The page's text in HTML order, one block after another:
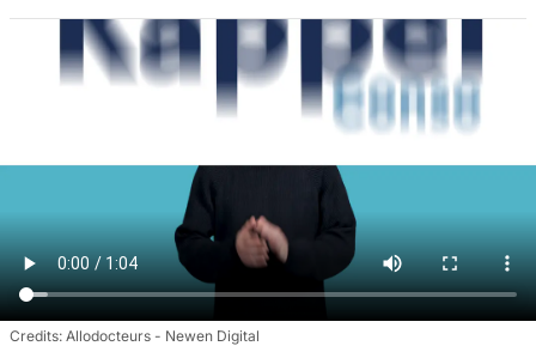
Allodocteurs - Newen Digital